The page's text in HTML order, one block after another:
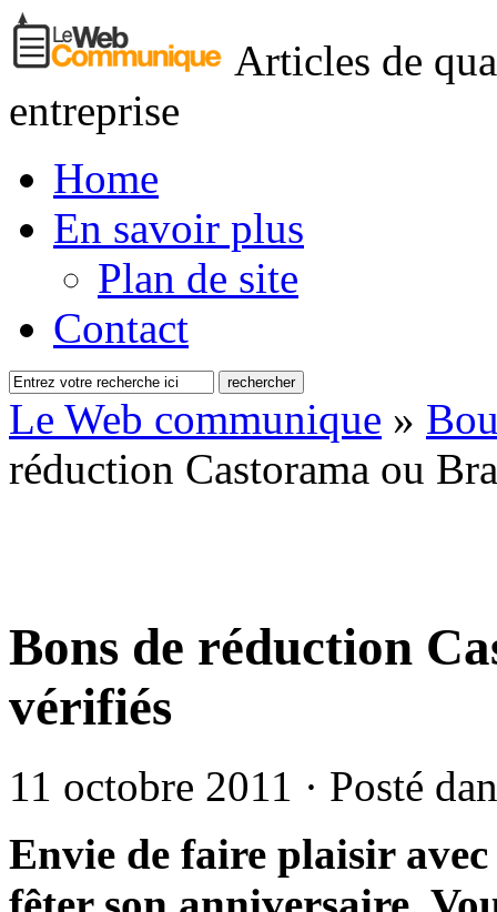
Articles de
entreprise
Home
En savoir plus
Plan de site
Contact
Le Web communique »
réduction Castorama ou
Bons de réduction
vérifiés
11 octobre 2011 · Posté
Envie de faire plaisir